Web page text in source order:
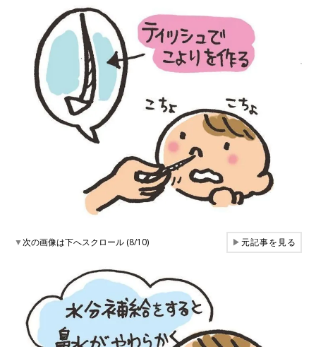
▼次の画像は下へスクロール (8/10) ▶元記事を見る